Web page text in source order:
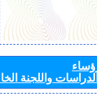
واللجنة